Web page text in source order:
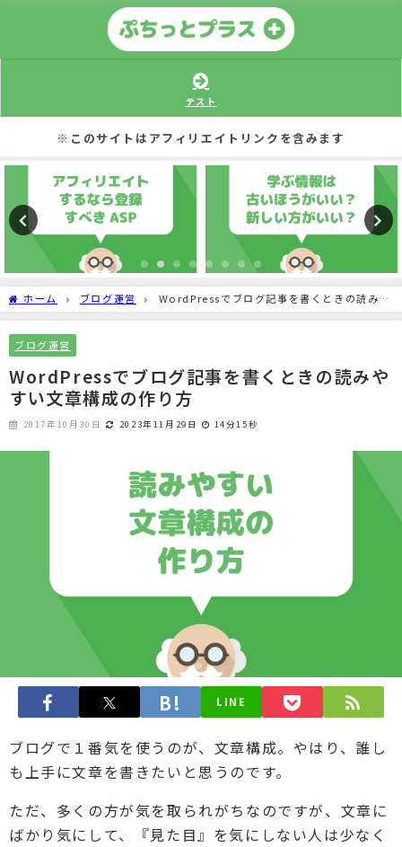
テスト
※このサイトはアフィリエイトリンクを含みます
ホーム ブログ運営
WordPressでブログ記事を書くときの読みや
すい文章構成の作り方
ブログ運営
WordPressでブログ記事を書くときの読みや
すい文章構成の作り方
2017年10月30日 2023年11月29日 14分15秒
LINE
ブログで１番気を使うのが、文章構成。やはり、誰し
も上手に文章を書きたいと思うのです。
ただ、多くの方が気を取られがちなのですが、文章に
ばかり気にして、『見た目』を気にしない人は少なく